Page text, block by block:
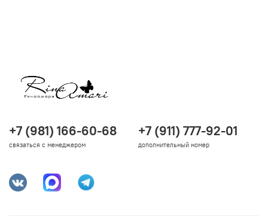
+7 (981) 166-60-68
связаться с менеджером
+7 (911) 777-92-01
дополнительный номер